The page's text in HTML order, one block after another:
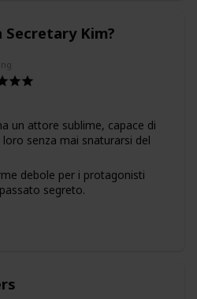
Secretary Kim?
un attore sublime, capace di
senza mai snaturarsi del
debole per i protagonisti
segreto.